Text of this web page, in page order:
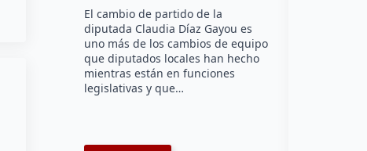
El cambio de partido de la
diputada Claudia Díaz Gayou es
uno más de los cambios de equipo
que diputados locales han hecho
mientras están en funciones
legislativas y que…